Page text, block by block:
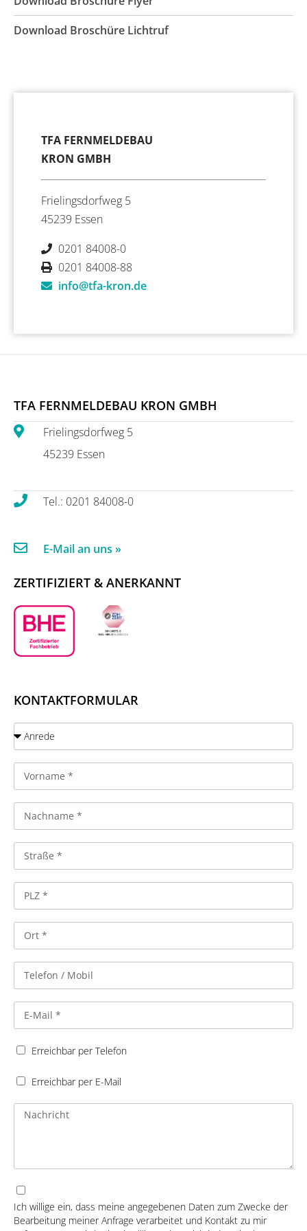
Download Broschüre Lichtruf
TFA FERNMELDEBAU
KRON GMBH
Frielingsdorfweg 5
45239 Essen
0201 84008-0
0201 84008-88
info@tfa-kron.de
TFA FERNMELDEBAU KRON GMBH
Frielingsdorfweg 5
45239 Essen
Tel.: 0201 84008-0
E-Mail an uns »
ZERTIFIZIERT & ANERKANNT
KONTAKTFORMULAR
Erreichbar per Telefon
Erreichbar per E-Mail
Ich willige ein, dass meine angegebenen Daten zum Zwecke der
Bearbeitung meiner Anfrage verarbeitet und Kontakt zu mir